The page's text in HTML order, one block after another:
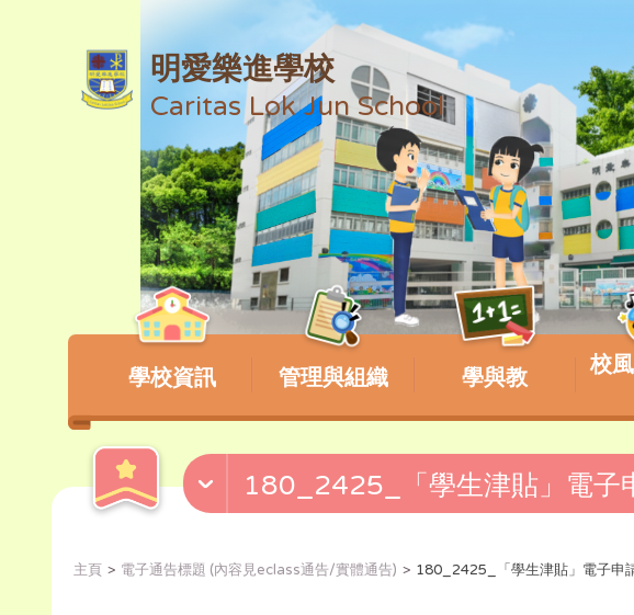
明愛樂進學校
Caritas Lok Jun School
學校資訊 管理與組織 學與教
校
180_2425_「學生津貼」電子
主頁 電子通告標題 (內容見eclass通告/實體通告) 180_2425_「學生津貼」電子申